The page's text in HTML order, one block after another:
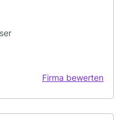
Firma bewerten